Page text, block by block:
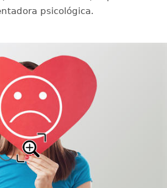
psicológica.